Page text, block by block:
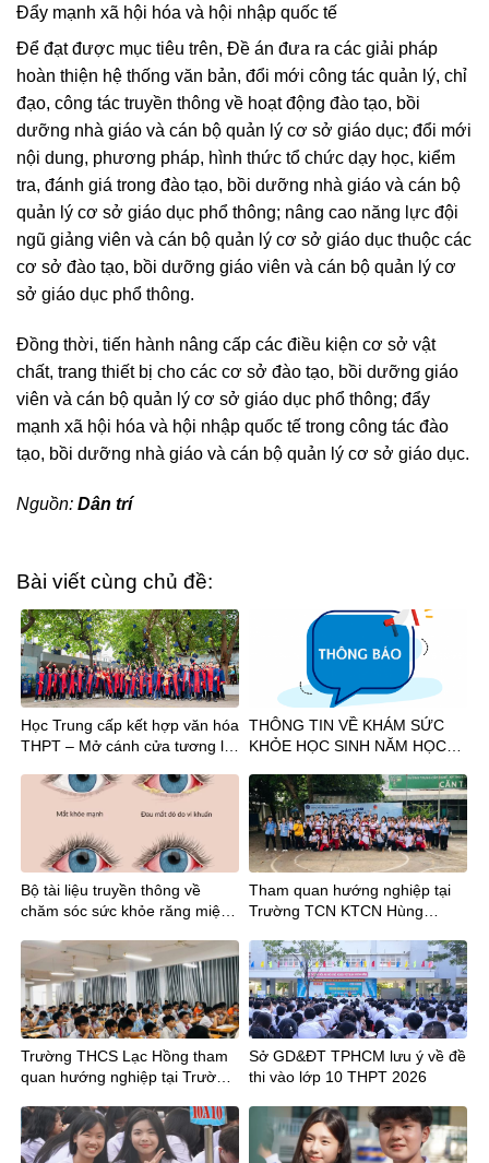
Đẩy mạnh xã hội hóa và hội nhập quốc tế
Để đạt được mục tiêu trên, Đề án đưa ra các giải pháp
hoàn thiện hệ thống văn bản, đổi mới công tác quản lý, chỉ
đạo, công tác truyền thông về hoạt động đào tạo, bồi
dưỡng nhà giáo và cán bộ quản lý cơ sở giáo dục; đổi mới
nội dung, phương pháp, hình thức tổ chức dạy học, kiểm
tra, đánh giá trong đào tạo, bồi dưỡng nhà giáo và cán bộ
quản lý cơ sở giáo dục phổ thông; nâng cao năng lực đội
ngũ giảng viên và cán bộ quản lý cơ sở giáo dục thuộc các
cơ sở đào tạo, bồi dưỡng giáo viên và cán bộ quản lý cơ
sở giáo dục phổ thông.
Đồng thời, tiến hành nâng cấp các điều kiện cơ sở vật
chất, trang thiết bị cho các cơ sở đào tạo, bồi dưỡng giáo
viên và cán bộ quản lý cơ sở giáo dục phổ thông; đẩy
mạnh xã hội hóa và hội nhập quốc tế trong công tác đào
tạo, bồi dưỡng nhà giáo và cán bộ quản lý cơ sở giáo dục.
Nguồn: Dân trí
Bài viết cùng chủ đề:
Học Trung cấp kết hợp văn hóa
THPT – Mở cánh cửa tương lai
THÔNG TIN VỀ KHÁM SỨC
KHỎE HỌC SINH NĂM HỌC
Bộ tài liệu truyền thông về
chăm sóc sức khỏe răng miệng
Tham quan hướng nghiệp tại
Trường TCN KTCN Hùng
THCS Chu Văn An và THCS
Hậu Giang
Trường THCS Lạc Hồng tham
quan hướng nghiệp tại Trường
ghệ Hùng Vương
Sở GD&ĐT TPHCM lưu ý về đề
thi vào lớp 10 THPT 2026